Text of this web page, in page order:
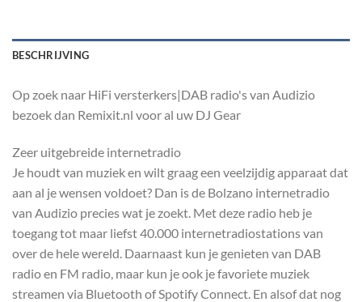
BESCHRIJVING
Op zoek naar HiFi versterkers|DAB radio's van Audizio
bezoek dan Remixit.nl voor al uw DJ Gear
Zeer uitgebreide internetradio
Je houdt van muziek en wilt graag een veelzijdig apparaat dat
aan al je wensen voldoet? Dan is de Bolzano internetradio
van Audizio precies wat je zoekt. Met deze radio heb je
toegang tot maar liefst 40.000 internetradiostations van
over de hele wereld. Daarnaast kun je genieten van DAB
radio en FM radio, maar kun je ook je favoriete muziek
streamen via Bluetooth of Spotify Connect. En alsof dat nog